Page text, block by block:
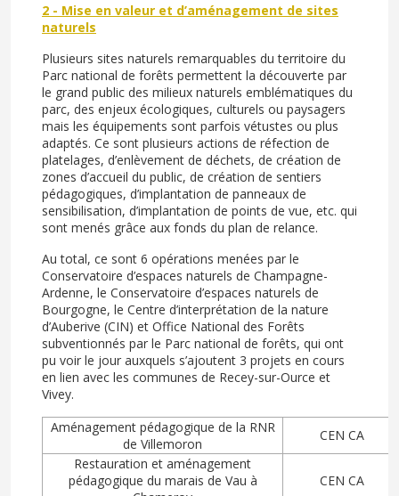
2 - Mise en valeur et d’aménagement de sites
naturels
Plusieurs sites naturels remarquables du territoire du
Parc national de forêts permettent la découverte par
le grand public des milieux naturels emblématiques du
parc, des enjeux écologiques, culturels ou paysagers
mais les équipements sont parfois vétustes ou plus
adaptés. Ce sont plusieurs actions de réfection de
platelages, d’enlèvement de déchets, de création de
zones d’accueil du public, de création de sentiers
pédagogiques, d’implantation de panneaux de
sensibilisation, d’implantation de points de vue, etc. qui
sont menés grâce aux fonds du plan de relance.
Au total, ce sont 6 opérations menées par le
Conservatoire d’espaces naturels de Champagne-
Ardenne, le Conservatoire d’espaces naturels de
Bourgogne, le Centre d’interprétation de la nature
d’Auberive (CIN) et Office National des Forêts
subventionnés par le Parc national de forêts, qui ont
pu voir le jour auxquels s’ajoutent 3 projets en cours
en lien avec les communes de Recey-sur-Ource et
Vivey.
Aménagement pédagogique de la RNR
de Villemoron
CEN CA
Restauration et aménagement
pédagogique du marais de Vau à
CEN CA